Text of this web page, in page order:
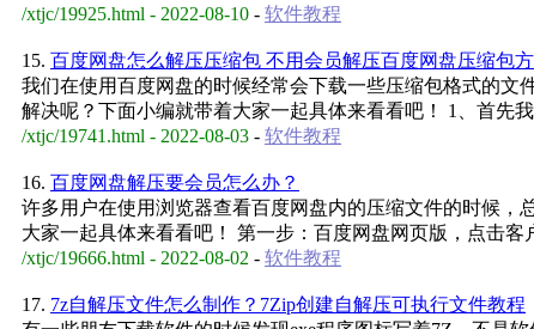
/xtjc/19925.html - 2022-08-10 - 软件教程
15. 百度网盘怎么解压压缩包 不用会员解压百度网盘压缩包
我们在使用百度网盘的时候经常会下载一些压缩包格式的文
解决呢？下面小编就带着大家一起具体来看看吧！ 1、首先
/xtjc/19741.html - 2022-08-03 - 软件教程
16. 百度网盘解压要会员怎么办？
许多用户在使用浏览器查看百度网盘内的压缩文件的时候
大家一起具体来看看吧！ 第一步：百度网盘网页版，点击客
/xtjc/19666.html - 2022-08-02 - 软件教程
17. 7z自解压文件怎么制作？7Zip创建自解压可执行文件教程